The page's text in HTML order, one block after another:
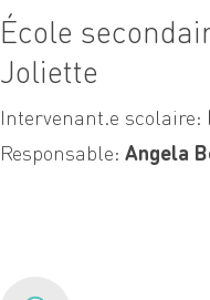
École
Joliette
Intervenant.e scolaire:
Responsable: Angela